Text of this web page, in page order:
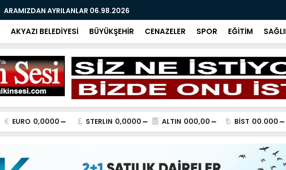
ARAMIZDAN AYRILANLAR 06.98.2026
AKYAZI BELEDİYESİ BÜYÜKŞEHİR CENAZELER SPOR EĞİTİM
EURO 0,0000 STERLIN 0,0000 ALTIN 000,00 BİST 00.000